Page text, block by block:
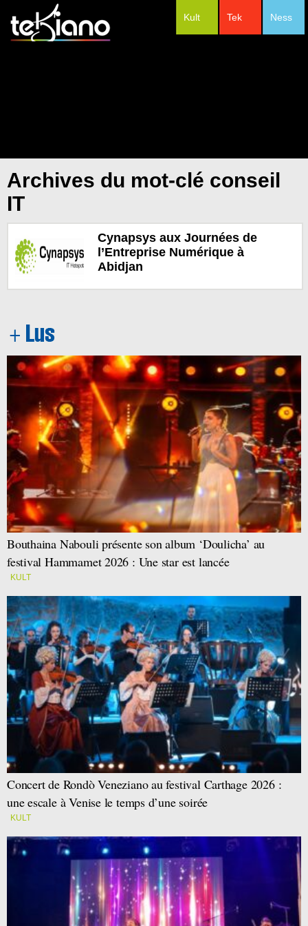
Ness
Tek
Kult
Archives du mot-clé conseil
IT
Cynapsys aux Journées de
l’Entreprise Numérique à
Abidjan
Bouthaina Nabouli présente son album ‘Doulicha’ au
festival Hammamet 2026 : Une star est lancée
KULT
Concert de Rondò Veneziano au festival Carthage 2026 :
une escale à Venise le temps d’une soirée
KULT